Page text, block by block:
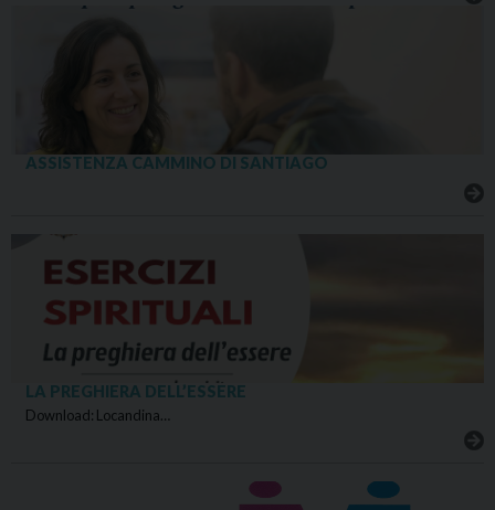
ASSISTENZA CAMMINO DI SANTIAGO
LA PREGHIERA DELL’ESSERE
Download: Locandina…